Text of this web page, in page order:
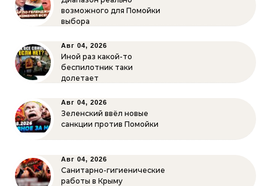
возможного для Помойки
выбора
Авг 04, 2026
Иной раз какой-то
беспилотник таки
долетает
Авг 04, 2026
Зеленский ввёл новые
санкции против Помойки
Авг 04, 2026
Санитарно-гигиенические
работы в Крыму